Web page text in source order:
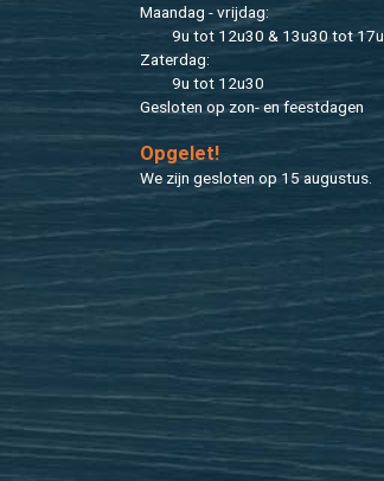
Maan­dag - vrij­dag:
9u tot 12u30 & 13u30 tot 17u
Za­ter­dag:
9u tot 12u30
Ge­slo­ten op zon- en feest­da­gen
Op­ge­let!
We zijn ge­slo­ten op 15 au­gus­tus.